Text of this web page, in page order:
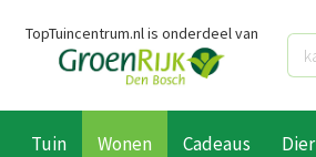
TopTuincentrum.nl is onderdeel van
Tuin Wonen Cadeaus Dier